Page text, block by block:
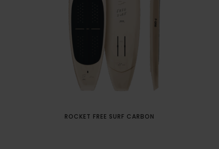
ROCKET FREE SURF CARBON